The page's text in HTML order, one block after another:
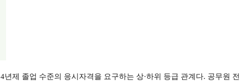
4년제 졸업 수준의 응시자격을 요구하는 상·하위 등급 관계다. 공무원 전